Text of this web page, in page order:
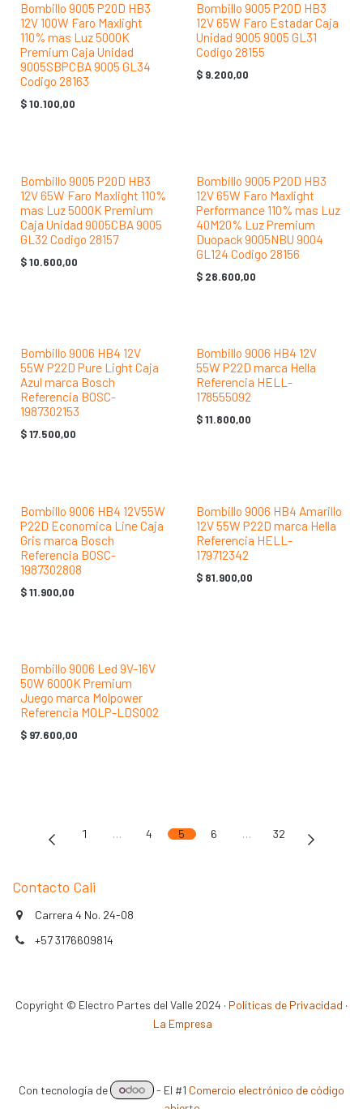
Bombillo 9005 P20D HB3
12V 100W Faro Maxlight
110% mas Luz 5000K
Premium Caja Unidad
9005SBPCBA 9005 GL34
Codigo 28163
$10.100,00
Bombillo 9005 P20D HB3
12V 65W Faro Estadar Caja
Unidad 9005 9005 GL31
Codigo 28155
$ 9.200,00
Bombillo 9005 P20D HB3
12V 65W Faro Maxlight 110%
mas Luz 5000K Premium
Caja Unidad 9005CBA 9005
GL32 Codigo 28157
$10.600,00
Bombillo 9005 P20D HB3
12V 65W Faro Maxlight
Performance 110% mas Luz
40M20% Luz Premium
Duopack 9005NBU 9004
GL124 Codigo 28156
$ 28.600,00
Bombillo 9006 HB4 12V
55W P22D Pure Light Caja
Azul marca Bosch
Referencia BOSC-
1987302153
$17.500,00
Bombillo 9006 HB4 12V
55W P22D marca Hella
Referencia HELL-
178555092
$11.800,00
Bombillo 9006 HB4 12V55W
P22D Economica Line Caja
Gris marca Bosch
Referencia BOSC-
1987302808
$11.900,00
Bombillo 9006 HB4 Amarillo
12V 55W P22D marca Hella
Referencia HELL-
179712342
$ 81.900,00
Bombillo 9006 Led 9V-16V
50W 6000K Premium
Juego marca Molpower
Referencia MOLP-LDS002
$ 97.600,00
1 … 4 5 6 … 32
Contacto Cali
Carrera 4 No. 24-08
+​5​​7 3176609814
Copyright © Electro Partes del Valle 2024 · Políticas de Privacidad ·
La Empresa
Con tecnología de - El #1 Comercio electrónico de código